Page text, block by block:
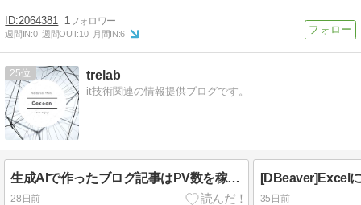
2064381 1
週間IN:0 週間OUT:10 月間IN:6
25 trelab
it技術関連の情報提供ブログです。
生成AIで作ったブログ記事はPV数を稼げるか？稼げないか？実際に書いた結果を紹介
28日前 35日前